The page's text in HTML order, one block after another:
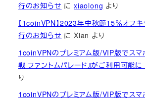
行のお知らせ にxiaolong より
【1coinVPN】2023年中秋節15％オフキ
行のお知らせ にXian より
1coinVPNのプレミアム版/VIP版でスマ
戦 ファントムパレード』がご利用可能に
り
1coinVPNのプレミアム版/VIP版でスマ